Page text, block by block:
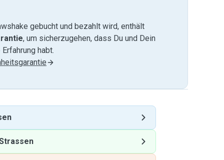
gebucht und bezahlt wird, enthält
, um sicherzugehen, dass Du und Dein
habt.